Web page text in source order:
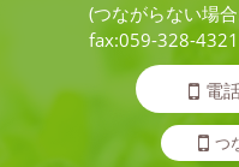
(つながらない場
fax:059-328-4321
電
つ